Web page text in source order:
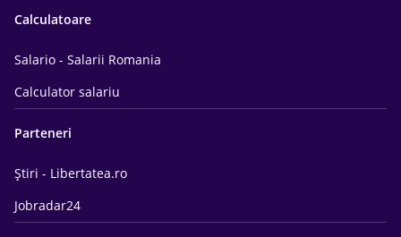
Calculatoare
Salario - Salarii Romania
Calculator salariu
Parteneri
Știri - Libertatea.ro
Jobradar24